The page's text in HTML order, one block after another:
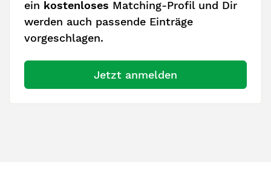
ein kostenloses Matching-Profil und Dir
werden auch passende Einträge
vorgeschlagen.
Jetzt anmelden